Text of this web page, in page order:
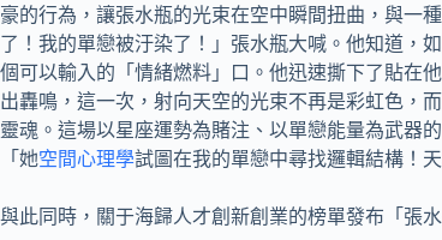
豪的行為，讓張水瓶的光束在空中瞬間扭曲，與一
了！我的單戀被汙染了！」張水瓶大喊。他知道，
個可以輸入的「情緒燃料」口。他迅速撕下了貼在
出轟鳴，這一次，射向天空的光束不再是彩虹色，
靈魂。這場以星座運勢為賭注、以單戀能量為武器
「她空間心理學試圖在我的單戀中尋找邏輯結構！
與此同時，關于海歸人才創新創業的榜單發布「張